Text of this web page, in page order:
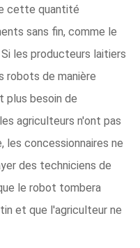
cette quantité
sans fin, comme le
les producteurs laitiers
robots de manière
plus besoin de
agriculteurs n'ont pas
les concessionnaires ne
des techniciens de
le robot tombera
et que l'agriculteur ne